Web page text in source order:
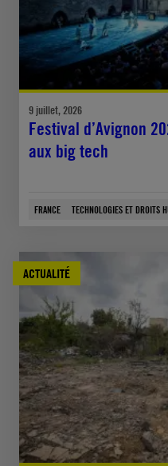
9 juillet, 2026
Festival d’Avignon
aux big tech
FRANCE TECHNOLOGIES ET DROITS
ACTUALITÉ